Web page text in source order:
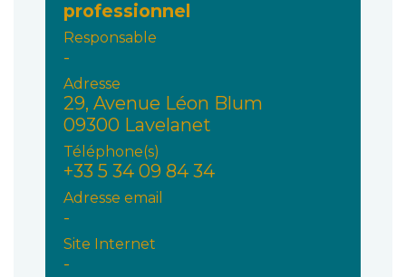
professionnel
Responsable
-
Adresse
29, Avenue Léon Blum
09300 Lavelanet
Téléphone(s)
+33 5 34 09 84 34
Adresse email
-
Site Internet
-